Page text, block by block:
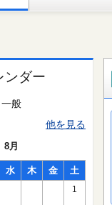
ンダー
一般
他を見る
8月
水 木 金 土
1